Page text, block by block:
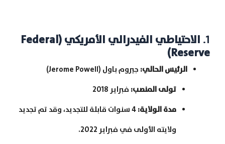
1. الاحتياطي الفيدرالي الأمريكي (Federal
Reserve)
الرئيس الحالي: جيروم باول (Jerome Powell)
تولى المنصب: فبراير 2018
مدة الولاية:
4 سنوات قابلة للتجديد، وقد تم تجديد
ولايته الأولى في فبراير 2022.